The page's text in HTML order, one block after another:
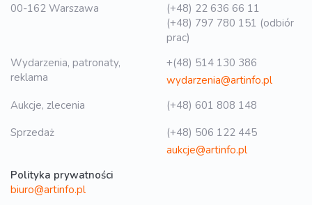
00-162 Warszawa
(+48) 22 636 66 11
(+48) 797 780 151 (odbiór
prac)
Wydarzenia, patronaty,
reklama
+(48) 514 130 386
wydarzenia@artinfo.pl
Aukcje, zlecenia
(+48) 601 808 148
Sprzedaż
(+48) 506 122 445
aukcje@artinfo.pl
Polityka prywatności
biuro@artinfo.pl